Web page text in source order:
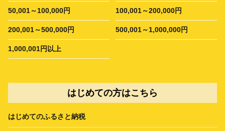
50,001～100,000円 100,001～200,000円
200,001～500,000円 500,001～1,000,000円
1,000,001円以上
はじめての方はこちら
はじめてのふるさと納税